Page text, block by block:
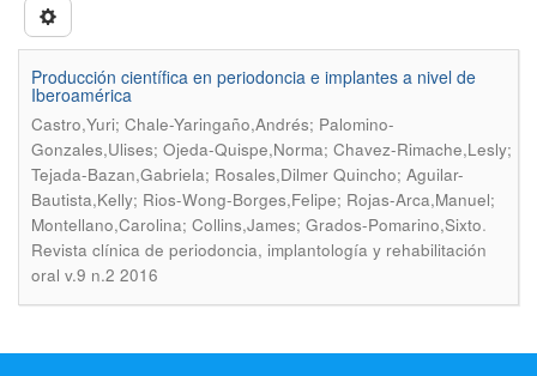
Producción científica en periodoncia e implantes a nivel de
Iberoamérica
Castro,Yuri; Chale-Yaringaño,Andrés; Palomino-
Gonzales,Ulises; Ojeda-Quispe,Norma; Chavez-Rimache,Lesly;
Tejada-Bazan,Gabriela; Rosales,Dilmer Quincho; Aguilar-
Bautista,Kelly; Rios-Wong-Borges,Felipe; Rojas-Arca,Manuel;
Montellano,Carolina; Collins,James; Grados-Pomarino,Sixto.
Revista clínica de periodoncia, implantología y rehabilitación
oral v.9 n.2 2016